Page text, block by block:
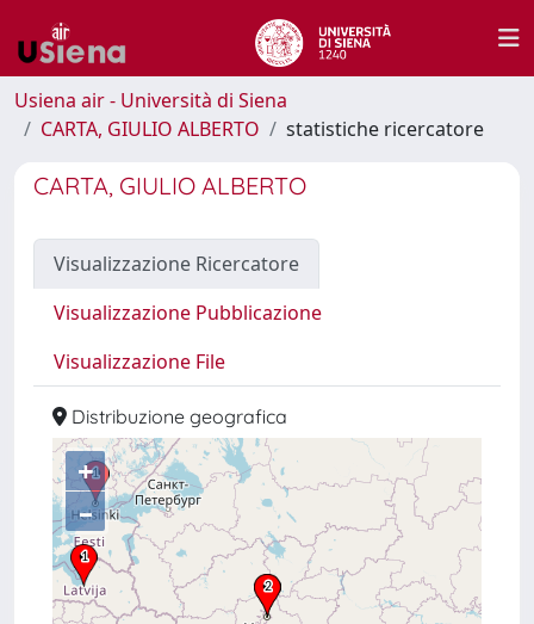
Usiena air - Università di Siena
CARTA, GIULIO ALBERTO
statistiche ricercatore
CARTA, GIULIO ALBERTO
Visualizzazione Ricercatore
Visualizzazione Pubblicazione
Visualizzazione File
Distribuzione geografica
+
–